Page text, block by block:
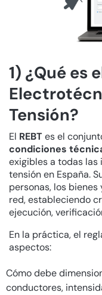
1) ¿Qué es
Tensión?
El REBTes el
condiciones
exigibles a todas
tensión en España.
personas, los
red, estableciendo
ejecución,
En la práctica, el
aspectos:
Cómo debe
conductores,